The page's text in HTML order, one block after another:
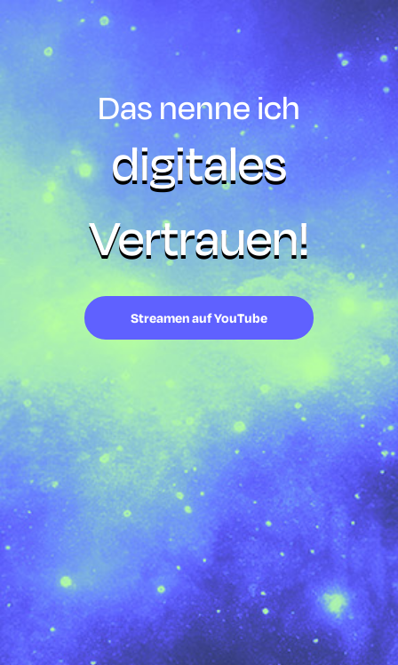
Das nenne ich
digitales
Vertrauen!
Streamen auf YouTube